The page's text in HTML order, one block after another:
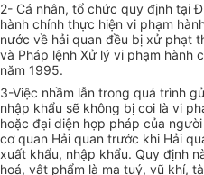
2- Cá nhân, tổ chức quy định tại
hành chính thực hiện vi phạm
nước về hải quan đều bị xử phạt
và Pháp lệnh Xử lý vi phạm hành
năm 1995.
3-Việc nhầm lẫn trong quá trình
nhập khẩu sẽ không bị coi là vi
hoặc đại diện hợp pháp của
cơ quan Hải quan trước khi Hải
xuất khẩu, nhập khẩu. Quy định
hoá, vật phẩm là ma tuý, vũ khí,